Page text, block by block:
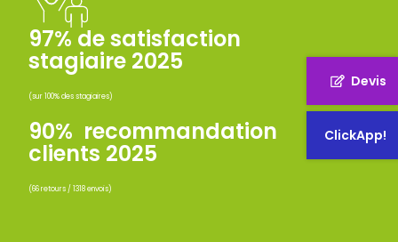
Devis
ClickApp!
97% de satisfaction
stagiaire 2025
(sur 100% des stagiaires)
90% recommandation
clients 2025
(66 retours / 1318 envois)